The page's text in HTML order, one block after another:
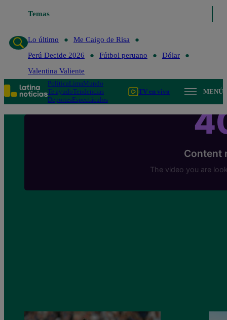
Temas
Lo último
Me Caigo de Risa
Perú Decide 2026
Fútbol peruano
Dólar
Valentina Valiente
PolíticaLimaMundo
Te ayudoTendencias
DeportesEspectáculos
TV en vivo MENÚ